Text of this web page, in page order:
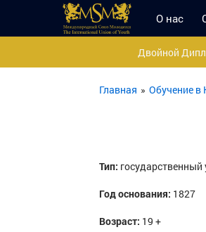
О нас
Двойной
Главная » Обучение в
Тип: государственный
Год основания: 1827
Возраст: 19 +